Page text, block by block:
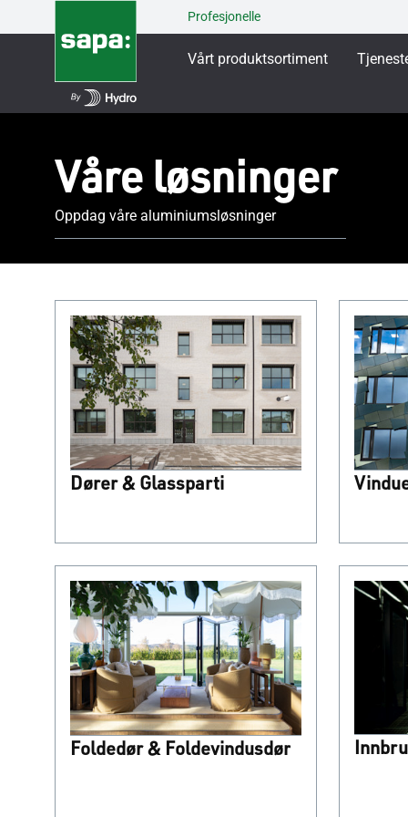
Profesjonelle
Vårt produktsortiment
Våre løsninger
Oppdag våre aluminiumsløsninger
Dører & Glassparti
Foldedør & Foldevindusdør